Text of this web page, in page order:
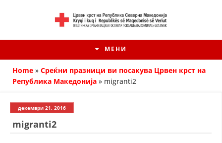
МЕНИ
Home » Среќни празници ви посакува Црвен крст на
Република Македонија » migranti2
декември 21, 2016
migranti2